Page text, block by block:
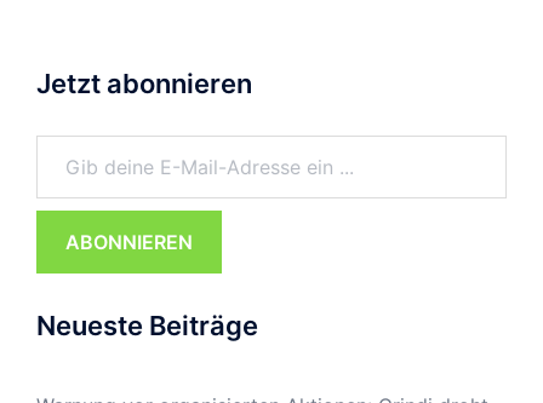
Jetzt abonnieren
Gib deine E-Mail-Adresse ein ...
ABONNIEREN
Neueste Beiträge